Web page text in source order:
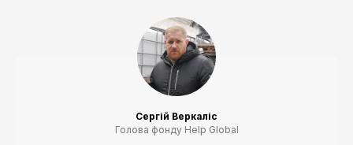
Сергій Веркаліс
Голова фонду Help Global